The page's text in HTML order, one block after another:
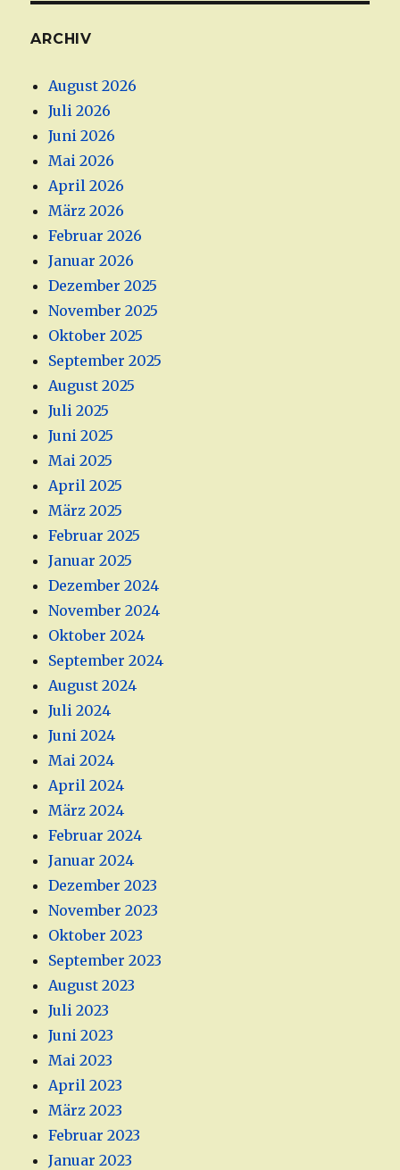
ARCHIV
August 2026
Juli 2026
Juni 2026
Mai 2026
April 2026
März 2026
Februar 2026
Januar 2026
Dezember 2025
November 2025
Oktober 2025
September 2025
August 2025
Juli 2025
Juni 2025
Mai 2025
April 2025
März 2025
Februar 2025
Januar 2025
Dezember 2024
November 2024
Oktober 2024
September 2024
August 2024
Juli 2024
Juni 2024
Mai 2024
April 2024
März 2024
Februar 2024
Januar 2024
Dezember 2023
November 2023
Oktober 2023
September 2023
August 2023
Juli 2023
Juni 2023
Mai 2023
April 2023
März 2023
Februar 2023
Januar 2023